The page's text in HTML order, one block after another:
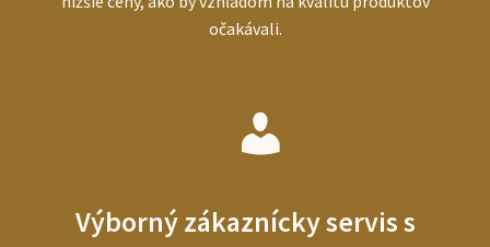
očakávali.
Výborný zákaznícky servis s